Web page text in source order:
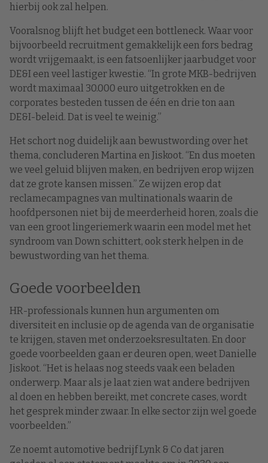
hierbij ook zal helpen.
Vooralsnog blijft het budget een bottleneck. Waar voor
bijvoorbeeld recruitment gemakkelijk een fors bedrag
wordt vrijgemaakt, is een fatsoenlijker jaarbudget voor
DE&I een veel lastiger kwestie. “In grote MKB-bedrijven
wordt maximaal 30.000 euro uitgetrokken en de
corporates besteden tussen de één en drie ton aan
DE&I-beleid. Dat is veel te weinig.”
Het schort nog duidelijk aan bewustwording over het
thema, concluderen Martina en Jiskoot. “En dus moeten
we veel geluid blijven maken, en bedrijven erop wijzen
dat ze grote kansen missen.” Ze wijzen erop dat
reclamecampagnes van multinationals waarin de
hoofdpersonen niet bij de meerderheid horen, zoals die
van een groot lingeriemerk waarin een model met het
syndroom van Down schittert, ook sterk helpen in de
bewustwording van het thema.
Goede voorbeelden
HR-professionals kunnen hun argumenten om
diversiteit en inclusie op de agenda van de organisatie
te krijgen, staven met onderzoeksresultaten. En door
goede voorbeelden gaan er deuren open, weet Danielle
Jiskoot. “Het is helaas nog steeds vaak een beladen
onderwerp. Maar als je laat zien wat andere bedrijven
al doen en hebben bereikt, met concrete cases, wordt
het gesprek minder zwaar. In elke sector zijn wel goede
voorbeelden.”
Ze noemt automotive bedrijf Lynk & Co dat jaren